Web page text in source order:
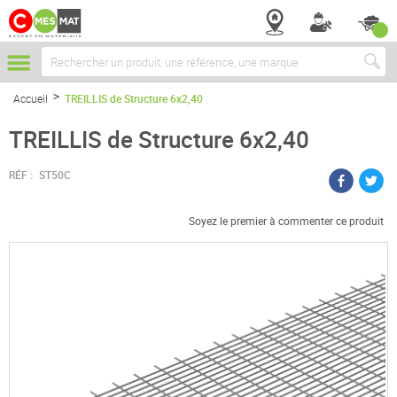
Chercher
Accueil TREILLIS de Structure 6x2,40
TREILLIS de Structure 6x2,40
RÉF : ST50C
Soyez le premier à commenter ce produit
Passer